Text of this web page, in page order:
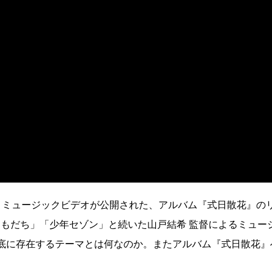
ュージックビデオが公開された、アルバム『式日散花』の
だち」「少年セゾン」と続いた山戸結希 監督によるミュー
存在するテーマとは何なのか。またアルバム『式日散花